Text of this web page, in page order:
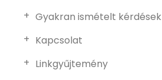
Gyakran ismételt kérdések
Kapcsolat
Linkgyűjtemény